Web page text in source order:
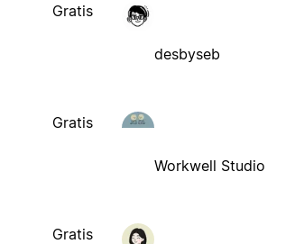
Gratis
desbyseb
Gratis
Workwell Studio
Gratis